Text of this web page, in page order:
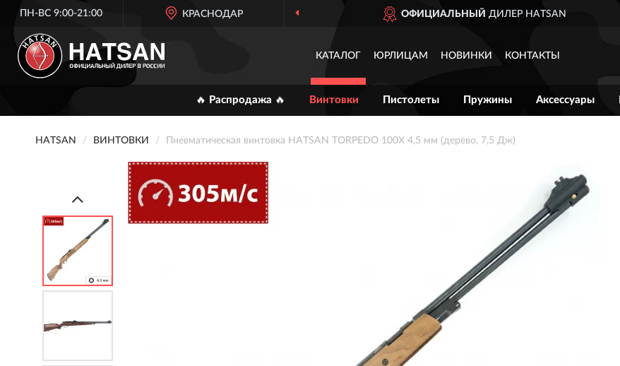
ПН-ВС 9:00-21:00 КРАСНОДАР ОФИЦИАЛЬНЫЙДИЛЕР HATSAN
КАТАЛОГ ЮРЛИЦАМ НОВИНКИ КОНТАКТЫ
🔥 Распродажа 🔥 Винтовки Пистолеты Пружины Аксессуары
HATSAN ВИНТОВКИ Пневматическая винтовка HATSAN TORPEDO 100X 4,5 мм (дерево, 7,5 Дж)